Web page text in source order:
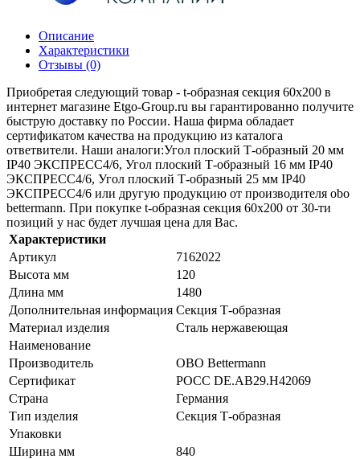
Описание
Характеристики
Отзывы (0)
Приобретая следующий товар - t-образная секция 60x200 в
интернет магазине Etgo-Group.ru вы гарантированно получите
быструю доставку по России. Наша фирма обладает
сертификатом качества на продукцию из каталога
ответвители. Наши аналоги:Угол плоский Т-образный 20 мм
IP40 ЭКСПРЕСС4/6, Угол плоский Т-образный 16 мм IP40
ЭКСПРЕСС4/6, Угол плоский Т-образный 25 мм IP40
ЭКСПРЕСС4/6 или другую продукцию от производителя obo
bettermann. При покупке t-образная секция 60x200 от 30-ти
позиций у нас будет лучшая цена для Вас.
Характеристики
Артикул
7162022
Высота мм
120
Длина мм
1480
Дополнительная информация Секция Т-образная
Материал изделия
Сталь нержавеющая
Наименование
Производитель
OBO Bettermann
Сертификат
POCC DE.AB29.H42069
Страна
Германия
Тип изделия
Секция Т-образная
Упаковки
Ширина мм
840